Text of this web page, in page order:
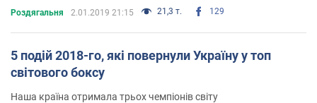
Роздягальня 2.01.2019 21:15 21,3 т. 129
5 подій 2018-го, які повернули Україну у топ
світового боксу
Наша країна отримала трьох чемпіонів світу